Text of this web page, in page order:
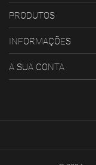
PRODUTOS
INFORMAÇÕES
A SUA CONTA